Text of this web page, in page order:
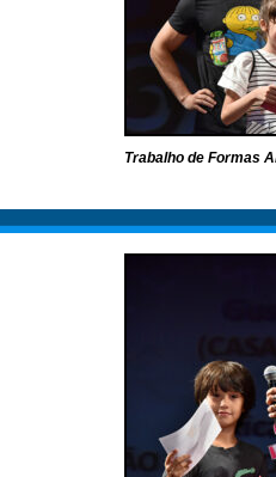
Trabalho de Formas